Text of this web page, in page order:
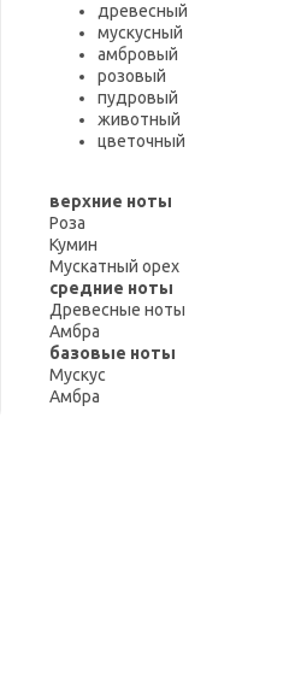
древесный
мускусный
амбровый
розовый
пудровый
животный
цветочный
верхние ноты
Роза
Кумин
Мускатный орех
средние ноты
Древесные ноты
Амбра
базовые ноты
Мускус
Амбра